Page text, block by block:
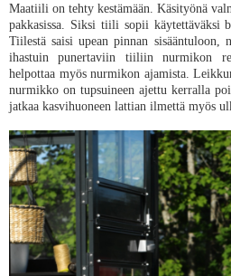
Maatiili on tehty kestämään. Käsityönä
pakkasissa. Siksi tiili sopii käytettäväksi
Tiilestä saisi upean pinnan
ihastuin punertaviin tiiliin nurmikon
helpottaa myös nurmikon ajamista.
nurmikko on tupsuineen ajettu kerralla
jatkaa kasvihuoneen lattian ilmettä myös